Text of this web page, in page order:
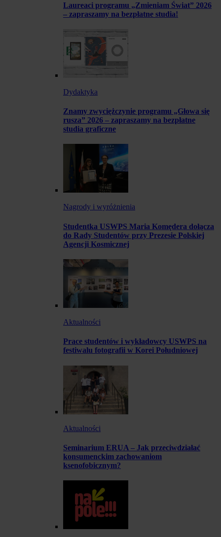
Laureaci programu „Zmieniam Świat” 2026
– zapraszamy na bezpłatne studia!
Dydaktyka
Znamy zwyciężczynie programu „Głowa się
rusza” 2026 – zapraszamy na bezpłatne
studia graficzne
Nagrody i wyróżnienia
Studentka USWPS Maria Komędera dołącza
do Rady Studentów przy Prezesie Polskiej
Agencji Kosmicznej
Aktualności
Prace studentów i wykładowcy USWPS na
festiwalu fotografii w Korei Południowej
Aktualności
Seminarium ERUA – Jak przeciwdziałać
konsumenckim zachowaniom
ksenofobicznym?